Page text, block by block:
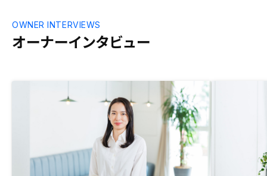
オーナーインタビュー
OWNER INTERVIEWS